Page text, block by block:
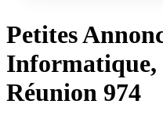
Petites
Réunion 974